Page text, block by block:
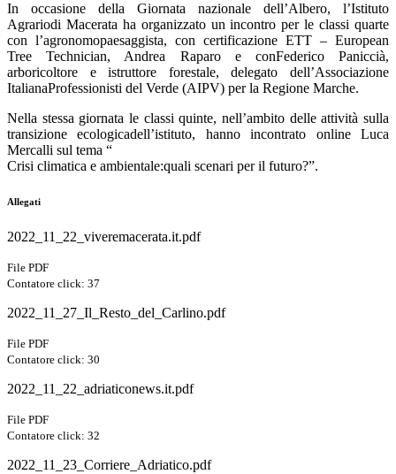
In occasione della Giornata nazionale dell’Albero, l’Istituto
Agrariodi Macerata ha organizzato un incontro per le classi quarte
con l’agronomopaesaggista, con certificazione ETT – European
Tree Technician, Andrea Raparo e conFederico Paniccià,
arboricoltore e istruttore forestale, delegato dell’Associazione
ItalianaProfessionisti del Verde (AIPV) per la Regione Marche.
Nella stessa giornata le classi quinte, nell’ambito delle attività sulla
transizione ecologicadell’istituto, hanno incontrato online Luca
Mercalli sul tema “
Crisi climatica e ambientale:quali scenari per il futuro?”.
Allegati
2022_11_22_viveremacerata.it.pdf
File PDF
Contatore click: 37
2022_11_27_Il_Resto_del_Carlino.pdf
File PDF
Contatore click: 30
2022_11_22_adriaticonews.it.pdf
File PDF
Contatore click: 32
2022_11_23_Corriere_Adriatico.pdf